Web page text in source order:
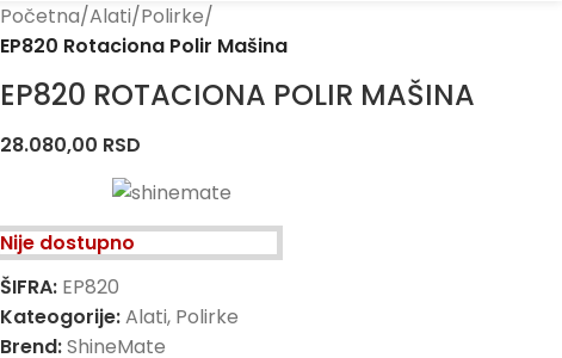
Početna/Alati/Polirke/
EP820 Rotaciona Polir Mašina
EP820 ROTACIONA POLIR MAŠINA
28.080,00 RSD
Nije dostupno
ŠIFRA: EP820
Kateogorije:Alati, Polirke
Brend:ShineMate